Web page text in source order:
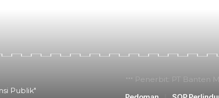
Publik"
Penerbit: PT Banten